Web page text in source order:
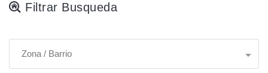
Filtrar Busqueda
Zona / Barrio